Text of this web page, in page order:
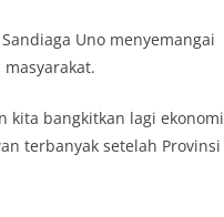
Uno menyemangai
kita bangkitkan lagi ekonomi
terbanyak setelah Provinsi